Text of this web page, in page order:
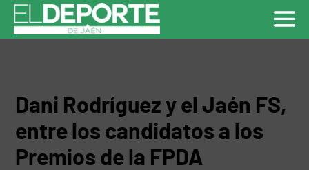
Dani Rodríguez y el Jaén FS,
entre los candidatos a los
Premios de la FPDA